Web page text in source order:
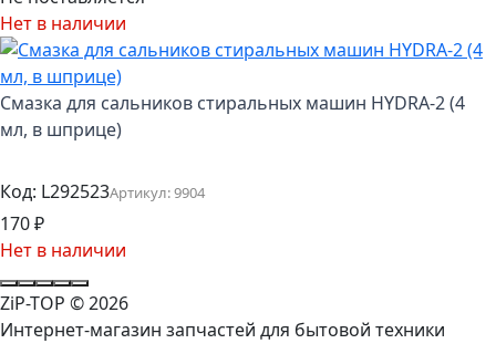
Нет в наличии
Смазка для сальников стиральных машин HYDRA-2 (4
мл, в шприце)
Код: L292523Артикул:9904
170₽
Нет в наличии
ZiP-TOP © 2026
Интернет-магазин запчастей для бытовой техники